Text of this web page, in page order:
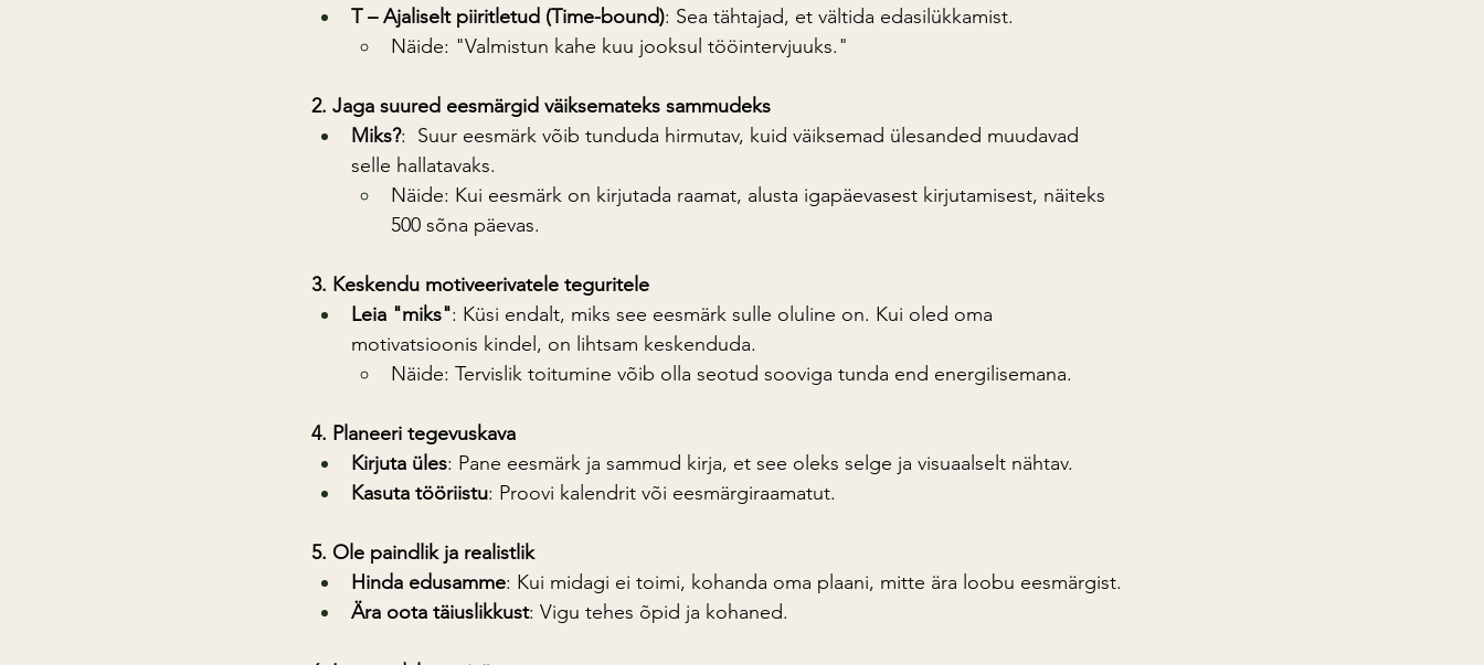
T – Ajaliselt piiritletud (Time-bound): Sea tähtajad, et vältida edasilükkamist.
Näide: "Valmistun kahe kuu jooksul tööintervjuuks."
2. Jaga suured eesmärgid väiksemateks sammudeks
Miks?:  Suur eesmärk võib tunduda hirmutav, kuid väiksemad ülesanded muudavad
selle hallatavaks.
Näide: Kui eesmärk on kirjutada raamat, alusta igapäevasest kirjutamisest, näiteks
500 sõna päevas.
3. Keskendu motiveerivatele teguritele
Leia "miks": Küsi endalt, miks see eesmärk sulle oluline on. Kui oled oma
motivatsioonis kindel, on lihtsam keskenduda.
Näide: Tervislik toitumine võib olla seotud sooviga tunda end energilisemana.
4. Planeeri tegevuskava
Kirjuta üles: Pane eesmärk ja sammud kirja, et see oleks selge ja visuaalselt nähtav.
Kasuta tööriistu: Proovi kalendrit või eesmärgiraamatut.
5. Ole paindlik ja realistlik
Hinda edusamme: Kui midagi ei toimi, kohanda oma plaani, mitte ära loobu eesmärgist.
Ära oota täiuslikkust: Vigu tehes õpid ja kohaned.